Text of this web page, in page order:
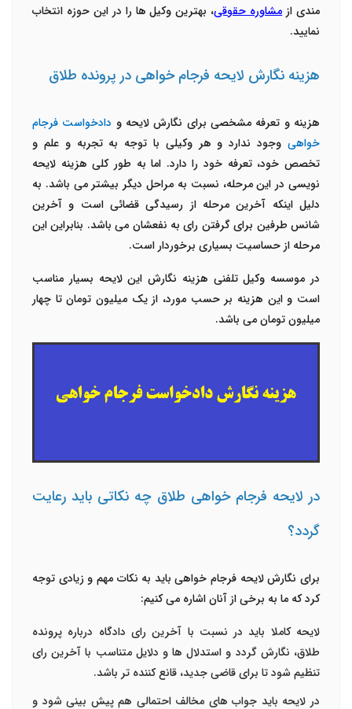
مندی ازمشاوره حقوقی، بهترین وکیل ها را در این حوزه انتخاب
نمایید.
هزینه نگارش لایحه فرجام خواهی در پرونده طلاق
هزینه و تعرفه مشخصی برای نگارش لایحه و دادخواست فرجام
خواهی وجود ندارد و هر وکیلی با توجه به تجربه و علم و
تخصص خود، تعرفه خود را دارد. اما به طور کلی هزینه لایحه
نویسی در این مرحله، نسبت به مراحل دیگر بیشتر می باشد. به
دلیل اینکه آخرین مرحله از رسیدگی قضائی است و آخرین
شانس طرفین برای گرفتن رای به نفعشان می باشد. بنابراین این
مرحله از حساسیت بسیاری برخوردار است.
در موسسه وکیل تلفنی هزینه نگارش این لایحه بسیار مناسب
است و این هزینه بر حسب مورد، از یک میلیون تومان تا چهار
میلیون تومان می باشد.
در لایحه فرجام خواهی طلاق چه نکاتی باید رعایت
گردد؟
برای نگارش لایحه فرجام خواهی باید به نکات مهم و زیادی توجه
کرد که ما به برخی از آنان اشاره می کنیم:
لایحه کاملا باید در نسبت با آخرین رای دادگاه درباره پرونده
طلاق، نگارش گردد و استدلال ها و دلایل متناسب با آخرین رای
تنظیم شود تا برای قاضی جدید، قانع کننده تر باشد.
در لایحه باید جواب های مخالف احتمالی هم پیش بینی شود و